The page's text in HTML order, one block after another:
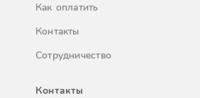
Как оплатить
Контакты
Сотрудничество
Контакты